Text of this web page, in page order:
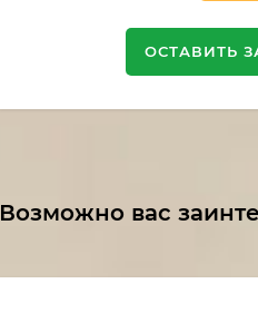
ОСТАВИТЬ
Возможно вас